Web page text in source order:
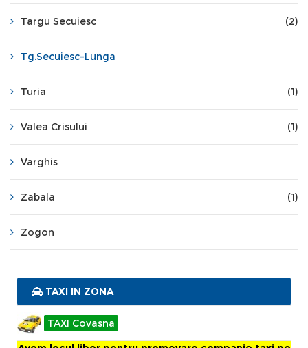
Targu Secuiesc (2)
Tg.Secuiesc-Lunga
Turia (1)
Valea Crisului (1)
Varghis
Zabala (1)
Zogon
TAXI IN ZONA
TAXI Covasna